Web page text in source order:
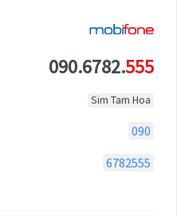
090.6782.555
Sim Tam Hoa
090
6782555